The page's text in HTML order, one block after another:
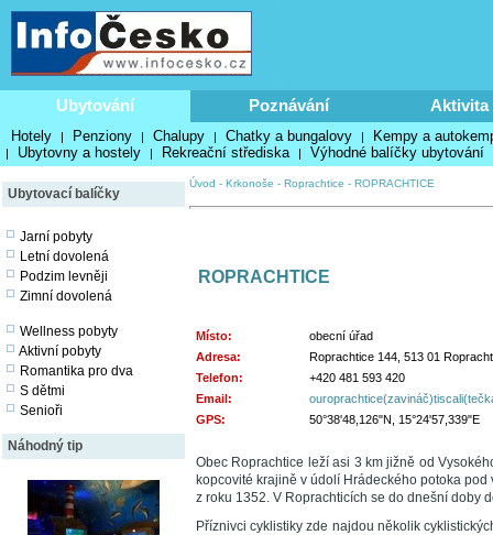
Ubytování Poznávání Aktivita
Hotely | Penziony | Chalupy | Chatky a bungalovy | Kempy a
| Ubytovny a hostely | Rekreační střediska | Výhodné balíčky ubytování
Ubytovací balíčky
Jarní pobyty
Letní dovolená
Podzim levněji
Zimní dovolená
Wellness pobyty
Aktivní pobyty
Romantika pro dva
S dětmi
Senioři
Náhodný tip
Úvod - Krkonoše - Roprachtice - ROPRACHTICE
ROPRACHTICE
Místo:
obecní úřad
Adresa:
Roprachtice 144, 513 01
Telefon:
+420 481 593 420
Email:
GPS:
50°38'48,126"N, 15°24'57,339"E
Obec Roprachtice leží asi 3 km jižně od
kopcovité krajině v údolí Hrádeckého potoka
z roku 1352. V Roprachticích se do dnešní doby
Příznivci cyklistiky zde najdou několik